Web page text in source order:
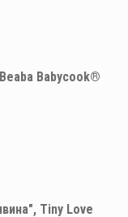
Babycook®
Tiny Love